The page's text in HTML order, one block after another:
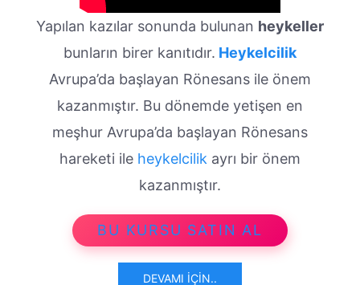
Yapılan kazılar sonunda bulunan heykeller
bunların birer kanıtıdır. Heykelcilik
Avrupa’da başlayan Rönesans ile önem
kazanmıştır. Bu dönemde yetişen en
meşhur Avrupa’da başlayan Rönesans
hareketi ile heykelcilik ayrı bir önem
kazanmıştır.
BU KURSU SATIN AL
DEVAMI İÇIN..